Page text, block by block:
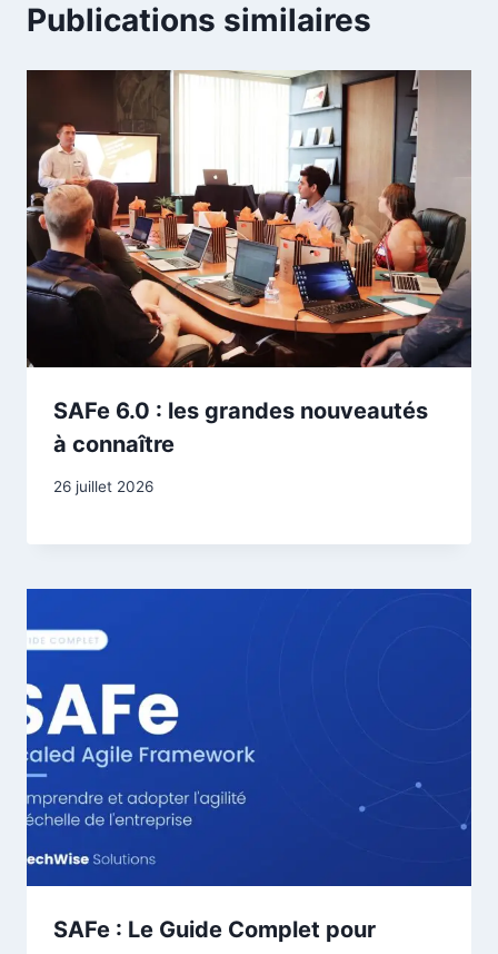
Publications similaires
SAFe 6.0 : les grandes nouveautés
à connaître
26 juillet 2026
SAFe : Le Guide Complet pour